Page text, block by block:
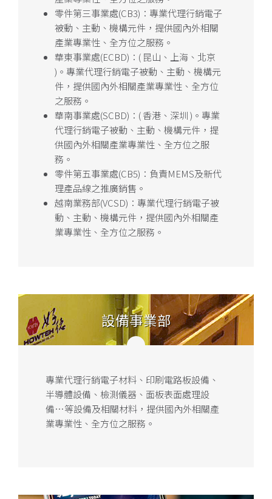
零件第三事業處(CB3)：專業代理行銷電子
被動、主動、機構元件，提供國內外相關
產業專業性、全方位之服務。
華東事業處(ECBD)：( 昆山、上海、北京
)。專業代理行銷電子被動、主動、機構元
件，提供國內外相關產業專業性、全方位
之服務。
華南事業處(SCBD)：( 香港、深圳 )。專業
代理行銷電子被動、主動、機構元件，提
供國內外相關產業專業性、全方位之服
務。
零件第五事業處(CB5)：負責MEMS及新代
理產品線之推廣銷售。
越南業務部(VCSD)：專業代理行銷電子被
動、主動、機構元件，提供國內外相關產
業專業性、全方位之服務。
設備事業部
專業代理行銷電子材料、印刷電路板設備、
半導體設備、檢測儀器、面板表面處理設
備…等設備及相關材料，提供國內外相關產
業專業性、全方位之服務。